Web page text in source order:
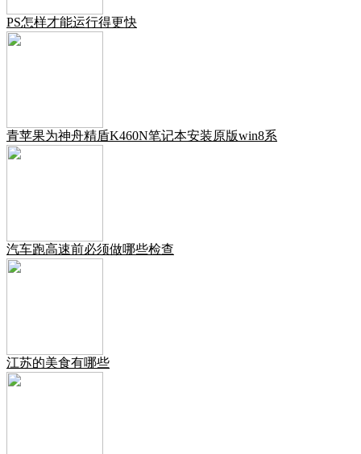
PS怎样才能运行得更快
青苹果为神舟精盾K460N笔记本安装原版win8系
汽车跑高速前必须做哪些检查
江苏的美食有哪些